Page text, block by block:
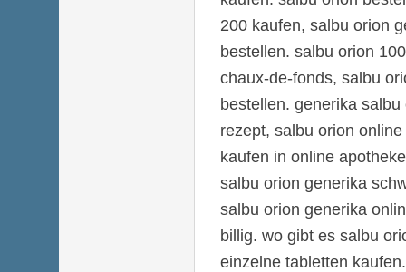
200 kaufen, salbu orion
bestellen. salbu orion
chaux-de-fonds, salbu
bestellen. generika
rezept, salbu orion
kaufen in online apotheke
salbu orion generika
salbu orion generika
billig. wo gibt es salbu
einzelne tabletten